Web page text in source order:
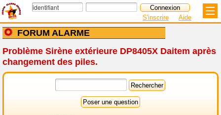
FORUM ALARME
S'inscrire Aide
Problème Sirène extérieure DP8405X Daitem après
changement des piles.